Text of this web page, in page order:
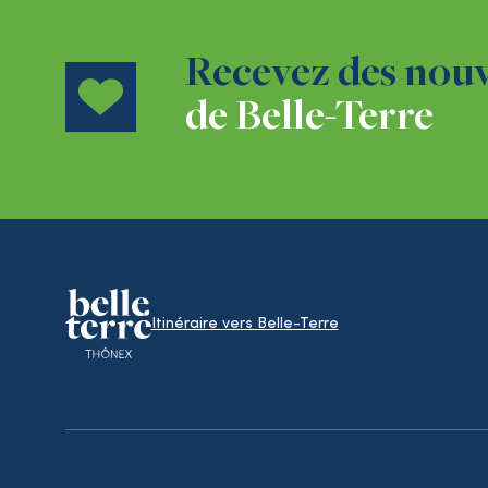
Recevez des
de Belle-Terre
Itinéraire vers Belle-Terre